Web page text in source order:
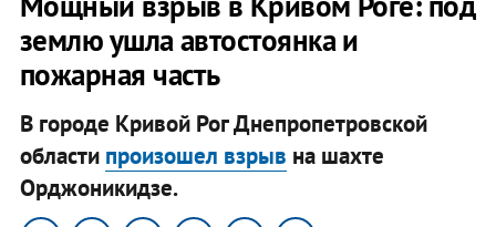
землю ушла автостоянка и
пожарная часть
В городе Кривой Рог Днепропетровской
области произошел взрыв на шахте
Орджоникидзе.